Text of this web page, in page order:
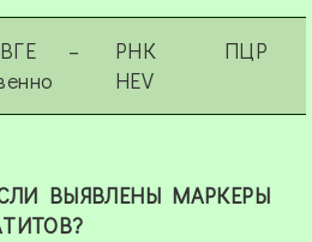
–
РНК
HEV
ПЦР
ВЫЯВЛЕНЫ МАРКЕРЫ